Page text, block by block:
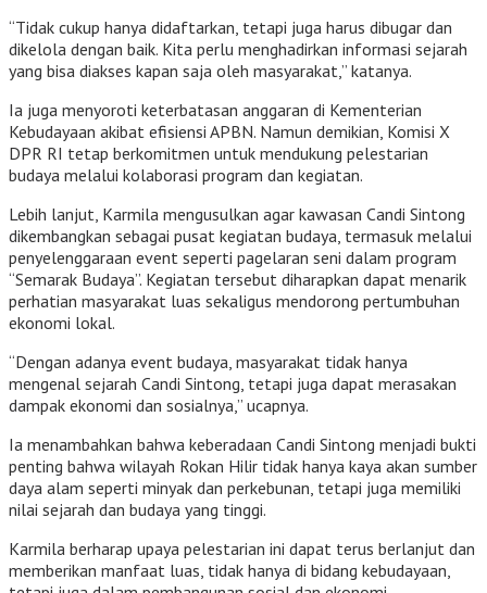
“Tidak cukup hanya didaftarkan, tetapi juga harus dibugar dan
dikelola dengan baik. Kita perlu menghadirkan informasi sejarah
yang bisa diakses kapan saja oleh masyarakat,” katanya.
Ia juga menyoroti keterbatasan anggaran di Kementerian
Kebudayaan akibat efisiensi APBN. Namun demikian, Komisi X
DPR RI tetap berkomitmen untuk mendukung pelestarian
budaya melalui kolaborasi program dan kegiatan.
Lebih lanjut, Karmila mengusulkan agar kawasan Candi Sintong
dikembangkan sebagai pusat kegiatan budaya, termasuk melalui
penyelenggaraan event seperti pagelaran seni dalam program
“Semarak Budaya”. Kegiatan tersebut diharapkan dapat menarik
perhatian masyarakat luas sekaligus mendorong pertumbuhan
ekonomi lokal.
“Dengan adanya event budaya, masyarakat tidak hanya
mengenal sejarah Candi Sintong, tetapi juga dapat merasakan
dampak ekonomi dan sosialnya,” ucapnya.
Ia menambahkan bahwa keberadaan Candi Sintong menjadi bukti
penting bahwa wilayah Rokan Hilir tidak hanya kaya akan sumber
daya alam seperti minyak dan perkebunan, tetapi juga memiliki
nilai sejarah dan budaya yang tinggi.
Karmila berharap upaya pelestarian ini dapat terus berlanjut dan
memberikan manfaat luas, tidak hanya di bidang kebudayaan,